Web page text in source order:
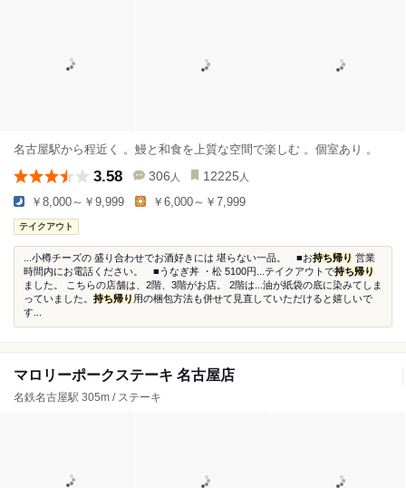
名古屋駅から程近く 。鰻と和食を上質な空間で楽しむ 。個室あり 。
3.58 306 人 12225 人
￥8,000～￥9,999 ￥6,000～￥7,999
テイクアウト
...小樽チーズの 盛り合わせでお酒好きには 堪らない一品。 ■お持ち帰り 営業
時間内にお電話ください。 ■うなぎ丼 ・松 5100円...テイクアウトで持ち帰り
ました。 こちらの店舗は、2階、3階がお店。 2階は...油が紙袋の底に染みてしま
っていました。 持ち帰り 用の梱包方法も併せて見直していただけると嬉しいで
す...
マロリーポークステーキ 名古屋店
名鉄名古屋駅 305m / ステーキ